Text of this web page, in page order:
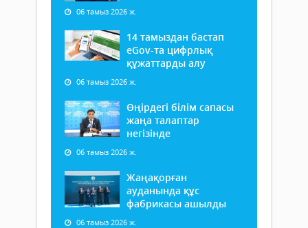
06 тамыз 2026 ж.
14 тамыздан бастап
еGov-та цифрлық
құжаттарды алу
06 тамыз 2026 ж.
Өңірдегі білім сапасы
жаңа талаптар
негізінде
06 тамыз 2026 ж.
Жаңақорған
ауданында құс
фабрикасы ашылды
06 тамыз 2026 ж.